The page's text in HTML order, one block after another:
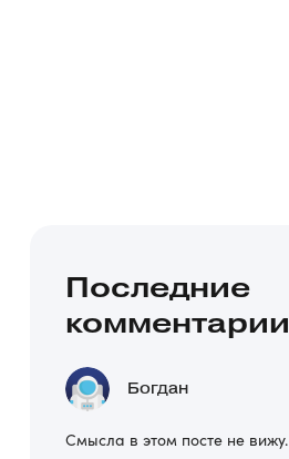
Последние
комментарии
Богдан
Смысла в этом посте не вижу.